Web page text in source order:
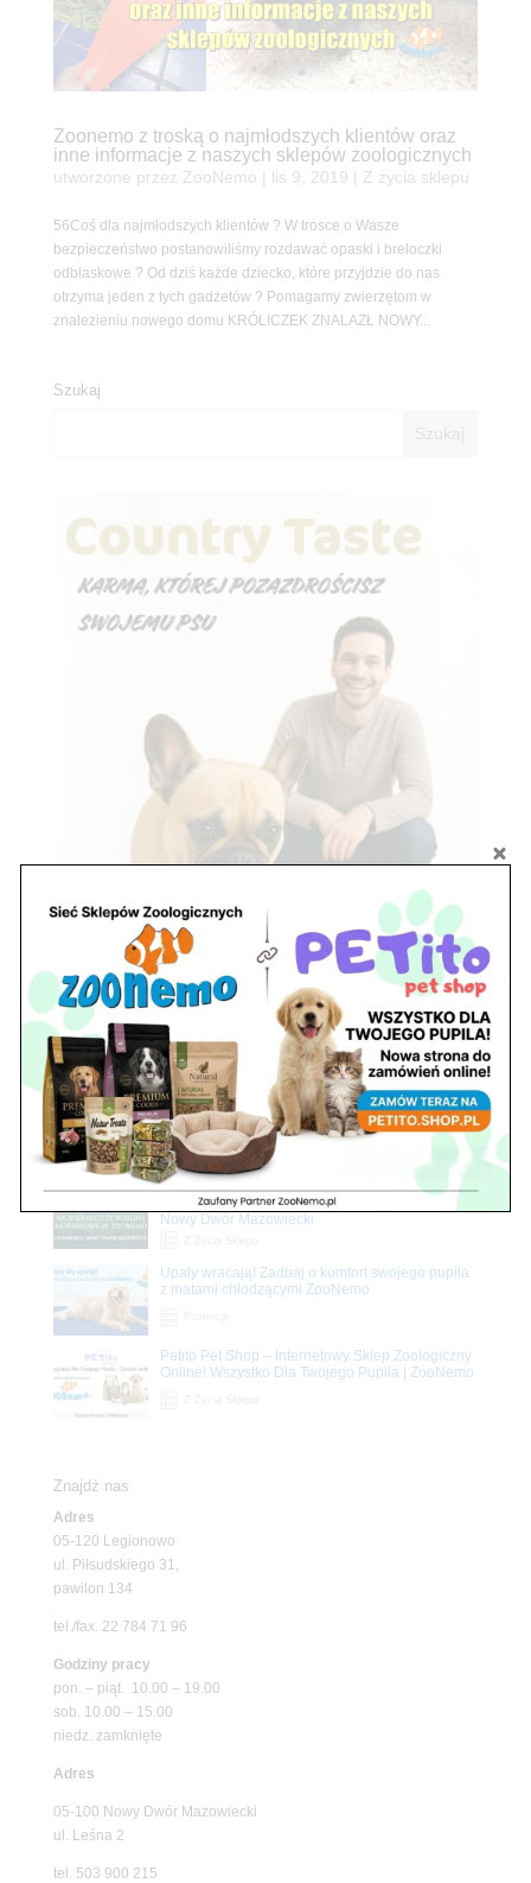
Zoonemo z troską o najmłodszych klientów oraz
inne informacje z naszych sklepów zoologicznych
utworzone przez ZooNemo lis 9, 2019 Z życia sklepu
56Coś dla najmłodszych klientów ? W trosce o Wasze
bezpieczeństwo postanowiliśmy rozdawać opaski i breloczki
odblaskowe ? Od dziś każde dziecko, które przyjdzie do nas
otrzyma jeden z tych gadżetów ? Pomagamy zwierzętom w
znalezieniu nowego domu KRÓLICZEK ZNALAZŁ NOWY...
Szukaj
Zobacz również
Z Życia Sklepu
Ryby akwariowe Legionowo i Nowy Dwór
Mazowiecki – Sklep ZooNemo
Stwórz podwodne arcydzieło: Najpiękniejsze
rośliny akwariowe w ZooNemo – Legionowo i
Nowy Dwór Mazowiecki
Upały wracają! Zadbaj o komfort swojego pupila
z matami chłodzącymi ZooNemo
Petito Pet Shop – Internetowy Sklep Zoologiczny
Online! Wszystko Dla Twojego Pupila | ZooNemo
Znajdź nas
Adres
05-120 Legionowo
ul. Piłsudskiego 31,
pawilon 134
tel./fax. 22 784 71 96
Godziny pracy
pon. – piąt. 10.00 – 19.00
sob. 10.00 – 15.00
niedz. zamknięte
Adres
05-100 Nowy Dwór Mazowiecki
ul. Leśna 2
tel. 503 900 215